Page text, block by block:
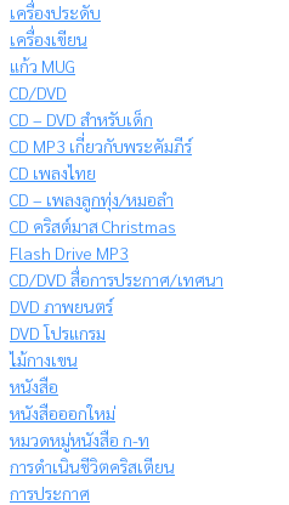
เครื่องประดับ
เครื่องเขียน
แก้ว MUG
CD/DVD
CD – DVD สำหรับเด็ก
CD MP3 เกี่ยวกับพระคัมภีร์
CD เพลงไทย
CD – เพลงลูกทุ่ง/หมอลำ
CD คริสต์มาส Christmas
Flash Drive MP3
CD/DVD สื่อการประกาศ/เทศนา
DVD ภาพยนตร์
DVD โปรแกรม
ไม้กางเขน
หนังสือ
หนังสือออกใหม่
หมวดหมู่หนังสือ ก-ท
การดำเนินชีวิตคริสเตียน
การประกาศ